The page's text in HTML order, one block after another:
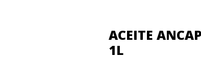
ACEITE
1L